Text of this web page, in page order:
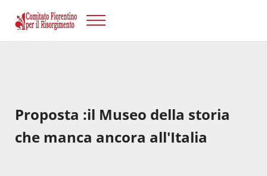
Risorgimento Firenze
Menu
Proposta :il Museo della storia
che manca ancora all'Italia